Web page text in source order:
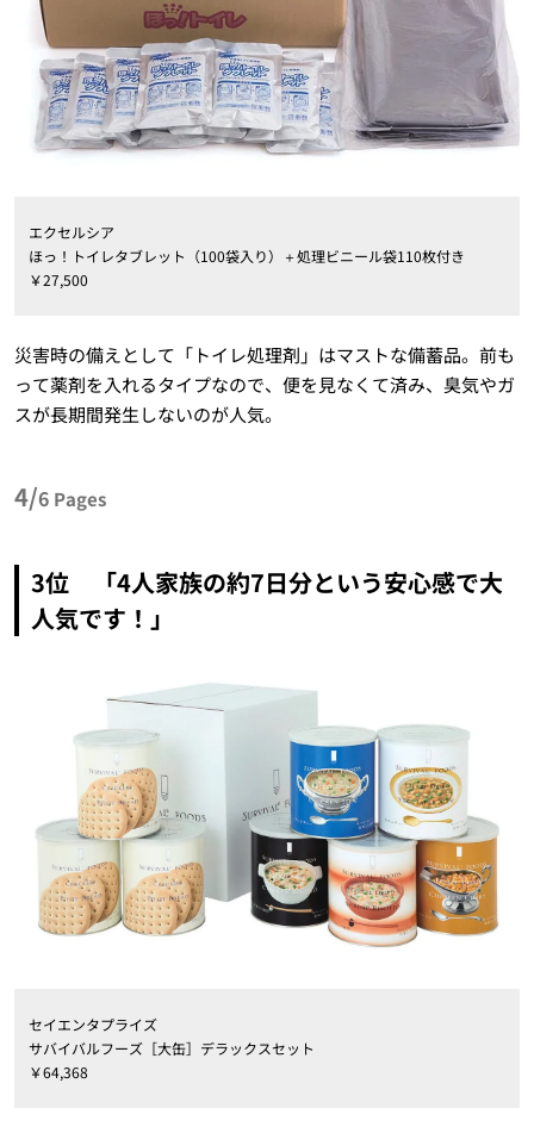
エクセルシア
ほっ！トイレタブレット（100袋入り）＋処理ビニール袋110枚付き
￥27,500
災害時の備えとして「トイレ処理剤」はマストな備蓄品。前も
って薬剤を入れるタイプなので、便を見なくて済み、臭気やガ
スが長期間発生しないのが人気。
4/6 Pages
3位 「4人家族の約7日分という安心感で大
人気です！」
セイエンタプライズ
サバイバルフーズ［大缶］デラックスセット
￥64,368